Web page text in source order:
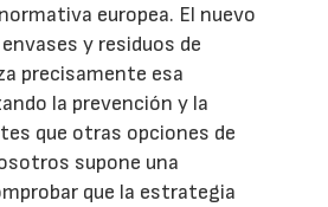
europea. El nuevo
y residuos de
precisamente esa
la prevención y la
que otras opciones de
supone una
que la estrategia